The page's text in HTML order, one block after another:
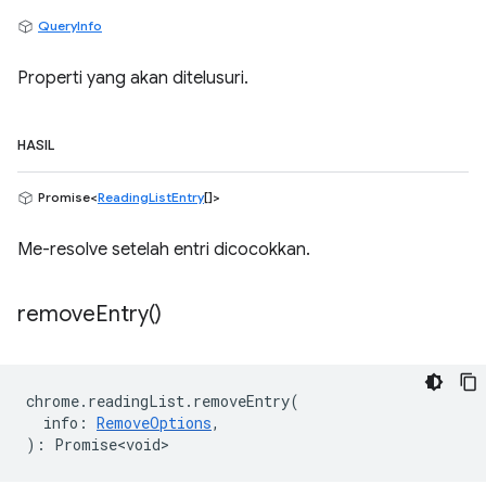
QueryInfo
Properti yang akan ditelusuri.
HASIL
Promise<ReadingListEntry[]>
Me-resolve setelah entri dicocokkan.
removeEntry()
chrome. readingList . removeEntry(
info : RemoveOptions,
) : Promise<void>